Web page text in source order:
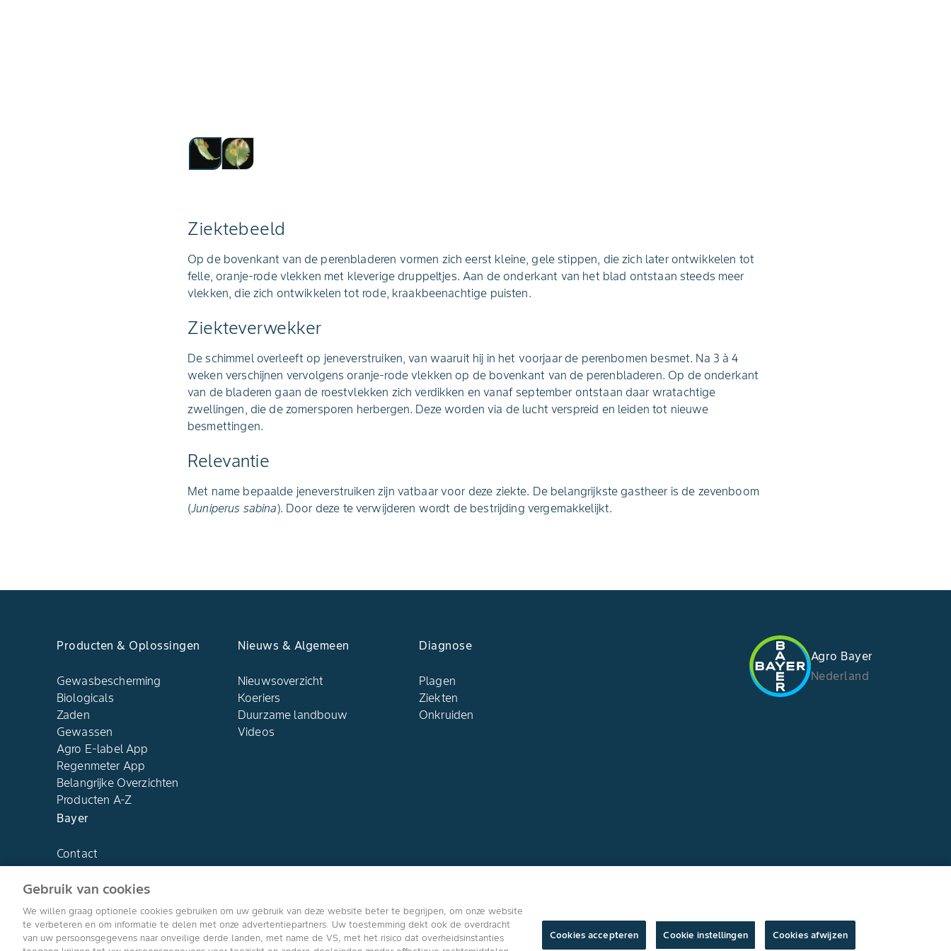
Ziektebeeld
Op de bovenkant van de perenbladeren vormen zich eerst kleine, gele stippen, die zich later ontwikkelen tot
felle, oranje-rode vlekken met kleverige druppeltjes. Aan de onderkant van het blad ontstaan steeds meer
vlekken, die zich ontwikkelen tot rode, kraakbeenachtige puisten.
Ziekteverwekker
De schimmel overleeft op jeneverstruiken, van waaruit hij in het voorjaar de perenbomen besmet. Na 3 à 4
weken verschijnen vervolgens oranje-rode vlekken op de bovenkant van de perenbladeren. Op de onderkant
van de bladeren gaan de roestvlekken zich verdikken en vanaf september ontstaan daar wratachtige
zwellingen, die de zomersporen herbergen. Deze worden via de lucht verspreid en leiden tot nieuwe
besmettingen.
Relevantie
Met name bepaalde jeneverstruiken zijn vatbaar voor deze ziekte. De belangrijkste gastheer is de zevenboom
(Juniperus sabina). Door deze te verwijderen wordt de bestrijding vergemakkelijkt.
Producten & Oplossingen
Gewasbescherming
Biologicals
Zaden
Gewassen
Agro E-label App
Regenmeter App
Belangrijke Overzichten
Producten A-Z
Nieuws & Algemeen
Nieuwsoverzicht
Koeriers
Duurzame landbouw
Videos
Diagnose
Plagen
Ziekten
Onkruiden
Bayer
Contact
Over ons
Agro Bayer
Nederland
Volg ons
Gebruik van cookies
We willen graag optionele cookies gebruiken om uw gebruik van deze website beter te begrijpen, om onze website
te verbeteren en om informatie te delen met onze advertentiepartners. Uw toestemming dekt ook de overdracht
van uw persoonsgegevens naar onveilige derde landen, met name de VS, met het risico dat overheidsinstanties
Cookie instellingen Cookies afwijzen
Cookies accepteren